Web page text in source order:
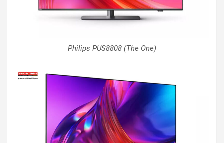
Philips PUS8808 (The One)